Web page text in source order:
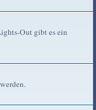
Out gibt es ein